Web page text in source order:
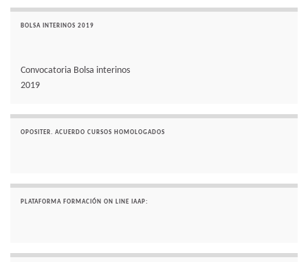
BOLSA INTERINOS 2019
Convocatoria Bolsa interinos
2019
OPOSITER. ACUERDO CURSOS HOMOLOGADOS
PLATAFORMA FORMACIÓN ON LINE IAAP: